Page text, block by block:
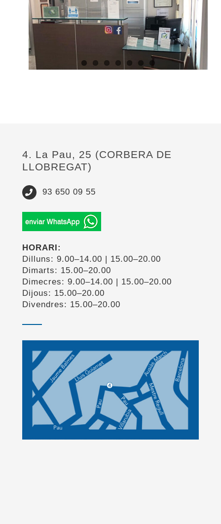
4. La Pau, 25 (CORBERA DE
LLOBREGAT)
93 650 09 55
HORARI:
Dilluns: 9.00–14.00 | 15.00–20.00
Dimarts: 15.00–20.00
Dimecres: 9.00–14.00 | 15.00–20.00
Dijous: 15.00–20.00
Divendres: 15.00–20.00